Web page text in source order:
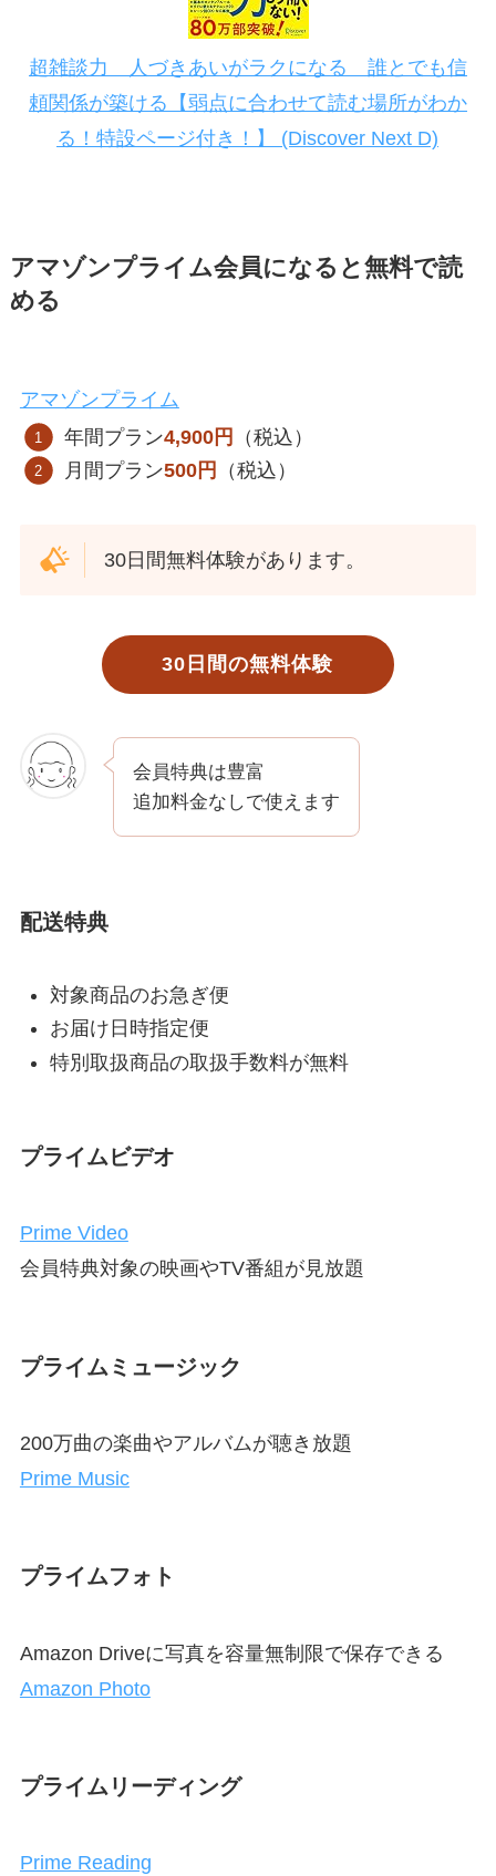
超雑談力 人づきあいがラクになる 誰とでも信
頼関係が築ける【弱点に合わせて読む場所がわか
る！特設ページ付き！】 (Discover Next D)
アマゾンプライム会員になると無料で読
める
アマゾンプライム
年間プラン4,900円
（税込）
月間プラン500円 （税込）
30日間無料体験があります。
30日間の無料体験
会員特典は豊富
追加料金なしで使えます
配送特典
対象商品のお急ぎ便
お届け日時指定便
特別取扱商品の取扱手数料が無料
プライムビデオ
Prime Video
会員特典対象の映画やTV番組が見放題
プライムミュージック
200万曲の楽曲やアルバムが聴き放題
Prime Music
プライムフォト
Amazon Driveに写真を容量無制限で保存できる
Amazon Photo
プライムリーディング
Prime Reading